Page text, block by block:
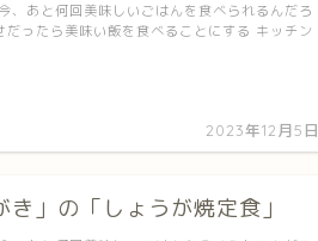
2023年12月5日
、あと何回美味しいごはんを食べられるんだろ
だったら美味い飯を食べることにする キッチン
」の「しょうが焼定食」